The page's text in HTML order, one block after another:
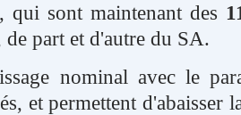
qui sont maintenant des
part et d'autre du SA.
nominal avec le
et permettent d'abaisser